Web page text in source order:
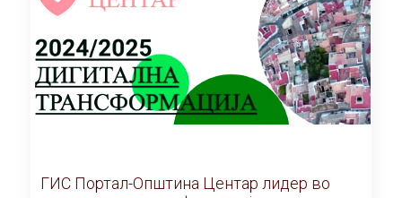
ГИС Портал-Општина Центар лидер во